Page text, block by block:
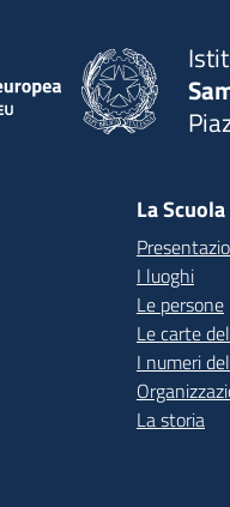
La Scuola
I luoghi
Le persone
Le carte
I numeri
La storia